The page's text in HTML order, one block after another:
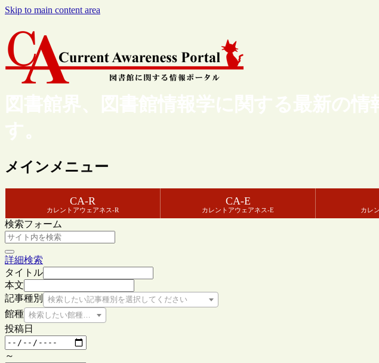
Skip to main content area
図書館界、図書館情報学に関する最新の
す。
メインメニュー
CA-R
カレントアウェアネス-R
CA-E
カレントアウェアネス-E カレ
検索フォーム
詳細検索
タイトル
本文
記事種別
検索したい記事種別を選択してください
館種 検索したい館種を選択してください
投稿日
～